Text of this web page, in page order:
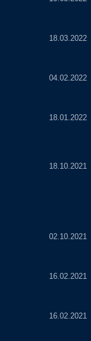
18.03.2022
04.02.2022
18.01.2022
18.10.2021
02.10.2021
16.02.2021
16.02.2021